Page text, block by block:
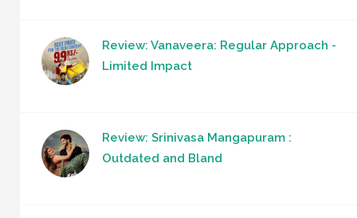
Review: Vanaveera: Regular Approach -
Limited Impact
Review: Srinivasa Mangapuram :
Outdated and Bland